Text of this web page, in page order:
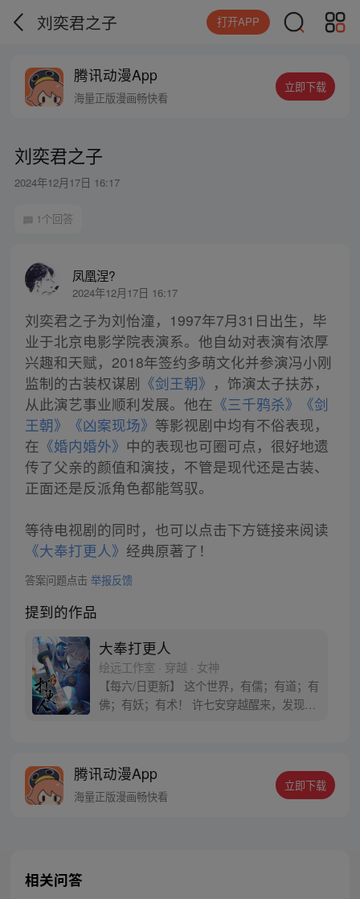
刘奕君之子 打开APP
腾讯动漫App
海量正版漫画畅快看
立即下载
刘奕君之子
2024年12月17日 16:17
1个回答
凤凰涅?
2024年12月17日 16:17
刘奕君之子为刘怡潼，1997年7月31日出生，毕
业于北京电影学院表演系。他自幼对表演有浓厚
兴趣和天赋，2018年签约多萌文化并参演冯小刚
监制的古装权谋剧 《剑王朝》 ，饰演太子扶苏，
从此演艺事业顺利发展。他在 《三千鸦杀》
《剑
王朝》
《凶案现场》 等影视剧中均有不俗表现，
在 《婚内婚外》 中的表现也可圈可点，很好地遗
传了父亲的颜值和演技，不管是现代还是古装、
正面还是反派角色都能驾驭。
等待电视剧的同时，也可以点击下方链接来阅读
《大奉打更人》 经典原著了！
答案问题点击 举报反馈
提到的作品
大奉打更人
绘远工作室 · 穿越 · 女神
【每六/日更新】 这个世界，有儒；有道；有
佛；有妖；有术！ 许七安穿越醒来，发现自
者卖报小郎君同名小说 QQ群号：
799493374
腾讯动漫App
海量正版漫画畅快看
立即下载
相关问答